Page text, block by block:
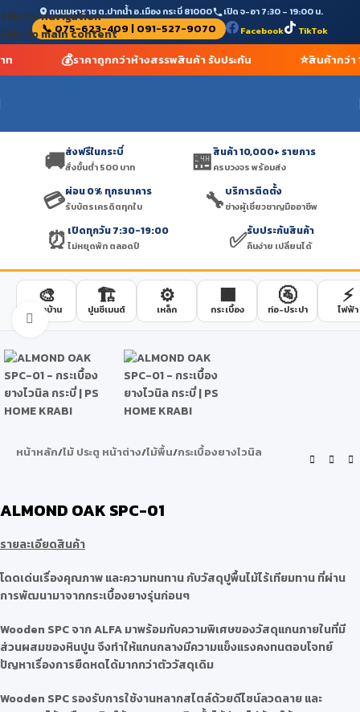
Skip to navigation
Skip to main content
ถนนมหาราช ต.ปากน้ำ อ.เมือง กระบี่ 81000 เปิด จ-อา 7:30 – 19:00 น.
📞 075-623-409 | 091-527-9070 Facebook TikTok
ท 💰ราคาถูกกว่าห้างสรรพสินค้า รับประกัน ⭐สินค้ากว่า
🚚ส่งฟรีในกระบี่
สั่งขั้นต่ำ 500 บาท 🏪สินค้า 10,000+ รายการ
ครบวงจร พร้อมส่ง
💳ผ่อน 0% ทุกธนาคาร
รับบัตรเครดิตทุกใบ 🔧บริการติดตั้ง
ช่างผู้เชี่ยวชาญมืออาชีพ
⏰ เปิดทุกวัน 7:30-19:00
ไม่หยุดพัก ตลอดปี ✅รับประกันสินค้า
คืนง่าย เปลี่ยนได้
🎨
สีทาบ้าน
🏗️
ปูนซีเมนต์
⚙️
เหล็ก
🟫
กระเบื้อง
🚰
ท่อ-ประปา
⚡
ไฟฟ้า
Click to enlarge
หน้าหลัก/ไม้ ประตู หน้าต่าง/ไม้พื้น/กระเบื้องยางไวนิล
ALMOND OAK SPC-01
รายละเอียดสินค้า
โดดเด่นเรื่องคุณภาพ และความทนทาน กับวัสดุปูพื้นไม้ไร้เทียมทาน ที่ผ่าน
การพัฒนามาจากกระเบื้องยางรุ่นก่อนๆ
Wooden SPC จาก ALFA มาพร้อมกับความพิเศษของวัสดุแกนภายในที่มี
ส่วนผสมของหินปูน จึงทำให้แกนกลางมีความแข็งแรงคงทนตอบโจทย์
ปัญหาเรื่องการยืดหดได้มากกว่าตัววัสดุเดิม
Wooden SPC รองรับการใช้งานหลากสไตล์ด้วยดีไซน์ลวดลาย และ